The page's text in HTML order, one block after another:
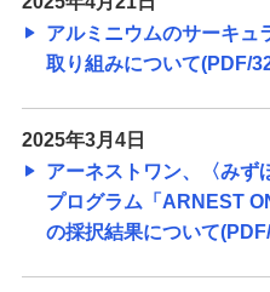
アルミニウムのサーキュ
取り組みについて(PDF/
2025年3月4日
アーネストワン、〈みず
プログラム「ARNEST
の採択結果について